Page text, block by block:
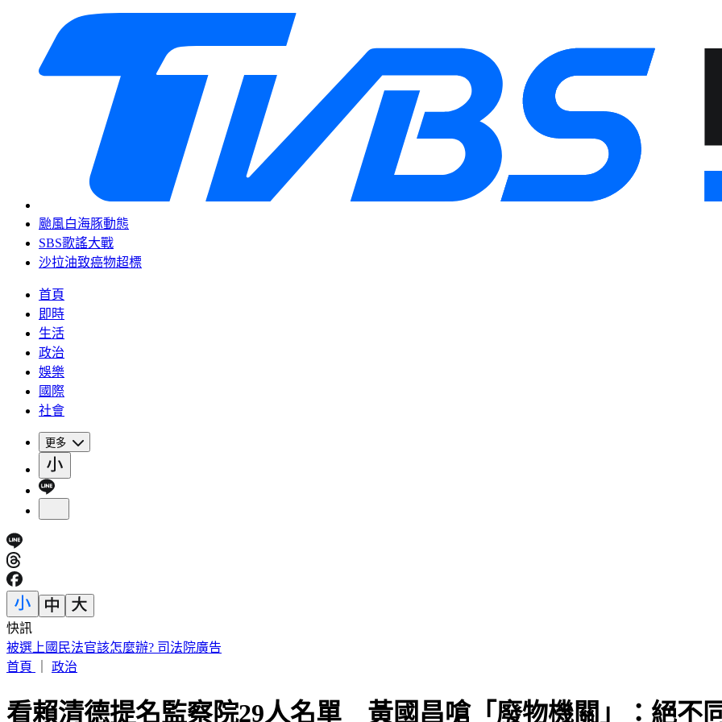
颱風白海豚動態
SBS歌謠大戰
沙拉油致癌物超標
首頁
即時
生活
政治
娛樂
國際
社會
更多
快訊
剛接手2天閃辭董座！宏碁發重訊曝：發現兆基屋管內部管理缺失
首頁
政治
看賴清德提名監察院29人名單 黃國昌嗆「廢物機關」：絕不